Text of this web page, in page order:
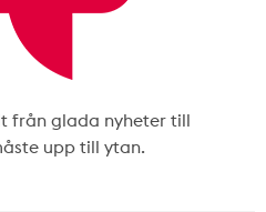
från glada nyheter till
upp till ytan.